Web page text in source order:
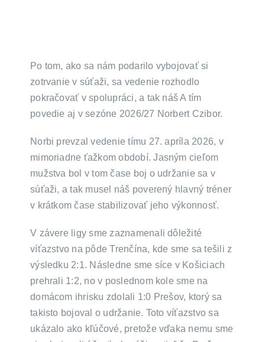
Po tom, ako sa nám podarilo vybojovať si
zotrvanie v súťaži, sa vedenie rozhodlo
pokračovať v spolupráci, a tak náš A tím
povedie aj v sezóne 2026/27 Norbert Czibor.
Norbi prevzal vedenie tímu 27. apríla 2026, v
mimoriadne ťažkom období. Jasným cieľom
mužstva bol v tom čase boj o udržanie sa v
súťaži, a tak musel náš poverený hlavný tréner
v krátkom čase stabilizovať jeho výkonnosť.
V závere ligy sme zaznamenali dôležité
víťazstvo na pôde Trenčína, kde sme sa tešili z
výsledku 2:1. Následne sme síce v Košiciach
prehrali 1:2, no v poslednom kole sme na
domácom ihrisku zdolali 1:0 Prešov, ktorý sa
takisto bojoval o udržanie. Toto víťazstvo sa
ukázalo ako kľúčové, pretože vďaka nemu sme